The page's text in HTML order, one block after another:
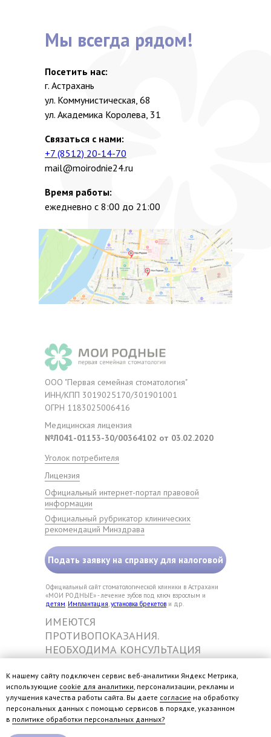
Мы всегда рядом!
г. Астрахань
ул. Коммунистическая, 68
ул. Академика Королева, 31
Посетить нас:
Связаться с нами:
+7 (8512) 20-14-70
mail@moirodnie24.ru
Время работы:
ежедневно с 8:00 до 21:00
Мы в соцсетях:
Наш блог
Официальный рубрикатор клинических
рекомендаций Минздрава
Официальный интернет-портал правовой
информации
Лицензия
Уголок потребителя
ООО "Первая семейная стоматология"
ИНН/КПП 3019025170/301901001
ОГРН 1183025006416
Медицинская лицензия
№Л041-01153-30/00364102 от 03.02.2020
ИМЕЮТСЯ
ПРОТИВОПОКАЗАНИЯ.
НЕОБХОДИМА КОНСУЛЬТАЦИЯ
Официальный сайт стоматологической клиники в Астрахани
«МОИ РОДНЫЕ» - лечение зубов под ключ взрослым и
детям Имплантация установка брекетов и др.
носит исключительно информационный характер и ни при
каких условиях не является публичной офертой,
определяемой положениями Статьи 437 Гражданского
кодекса РФ. НЕОБХОДИМА КОНСУЛЬТАЦИЯ СПЕЦИАЛИСТА.
Подать заявку на справку для налоговой
К нашему сайту подключен сервис веб-аналитики Яндекс Метрика,
использующие cookie для аналитики, персонализации, рекламы и
улучшения качества работы сайта. Вы даете согласие на обработку
персональных данных с помощью сервисов в порядке, указанном
в политике обработки персональных данных?